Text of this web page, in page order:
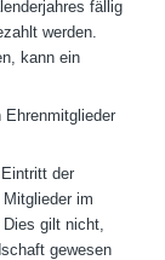
fällig
werden.
kann ein
Ehrenmitglieder
der
im
gilt nicht,
gewesen